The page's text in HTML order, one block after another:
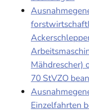
Mähdrescher)
70 StVZO
Einzelfahrten